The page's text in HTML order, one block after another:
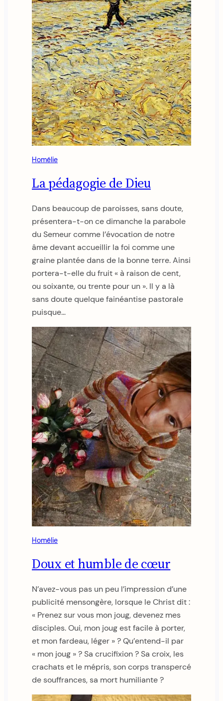
Homélie
La pédagogie de Dieu
Dans beaucoup de paroisses, sans doute,
présentera-t-on ce dimanche la parabole
du Semeur comme l’évocation de notre
âme devant accueillir la foi comme une
graine plantée dans de la bonne terre. Ainsi
portera-t-elle du fruit « à raison de cent,
ou soixante, ou trente pour un ». Il y a là
sans doute quelque fainéantise pastorale
puisque…
Homélie
Doux et humble de cœur
N’avez-vous pas un peu l’impression d’une
publicité mensongère, lorsque le Christ dit :
« Prenez sur vous mon joug, devenez mes
disciples. Oui, mon joug est facile à porter,
et mon fardeau, léger » ? Qu’entend-il par
« mon joug » ? Sa crucifixion ? Sa croix, les
crachats et le mépris, son corps transpercé
de souffrances, sa mort humiliante ?